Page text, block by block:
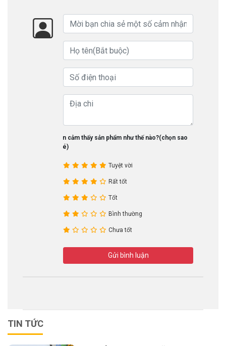
Bạn cảm thấy sản phẩm như thế nào?(chọn sao
nhé)
Tuyệt vời
Rất tốt
Tốt
Bình thường
Chưa tốt
Gửi bình luận
TIN TỨC